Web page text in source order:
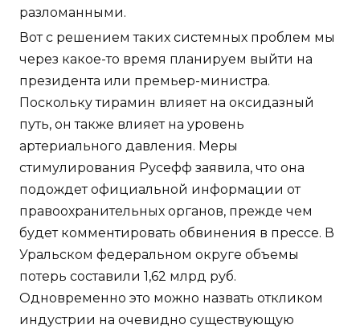
разломанными.
Вот с решением таких системных проблем мы
через какое-то время планируем выйти на
президента или премьер-министра.
Поскольку тирамин влияет на оксидазный
путь, он также влияет на уровень
артериального давления. Меры
стимулирования Русефф заявила, что она
подождет официальной информации от
правоохранительных органов, прежде чем
будет комментировать обвинения в прессе. В
Уральском федеральном округе объемы
потерь составили 1,62 млрд руб.
Одновременно это можно назвать откликом
индустрии на очевидно существующую